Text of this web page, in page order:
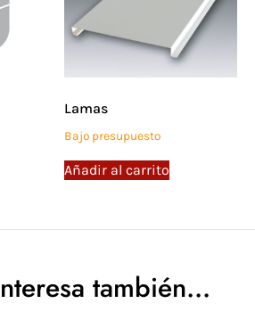
Lamas
Bajo presupuesto
Añadir al carrito
también...